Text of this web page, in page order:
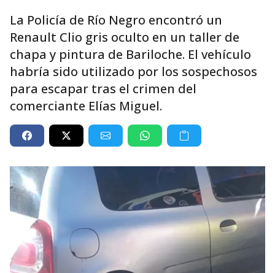
La Policía de Río Negro encontró un
Renault Clio gris oculto en un taller de
chapa y pintura de Bariloche. El vehículo
habría sido utilizado por los sospechosos
para escapar tras el crimen del
comerciante Elías Miguel.